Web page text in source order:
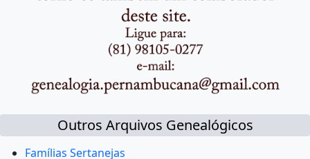
Outros Arquivos Genealógicos
Famílias Sertanejas